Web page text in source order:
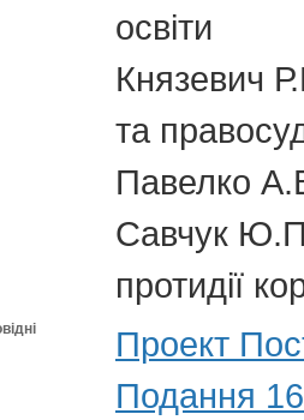
освіти
Князевич
та
Павелко
Савчук Ю.П.
протидії
Проект
Подання